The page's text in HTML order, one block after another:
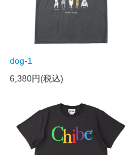
dog-1
6,380円(税込)